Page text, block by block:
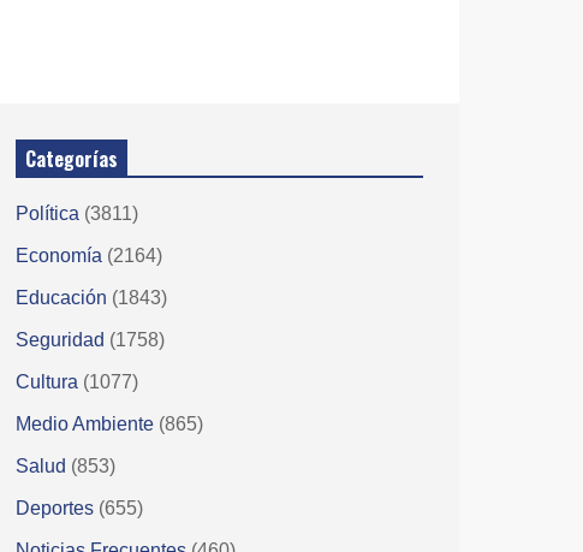
Categorías
Política (3811)
Economía (2164)
Educación (1843)
Seguridad (1758)
Cultura (1077)
Medio Ambiente (865)
Salud (853)
Deportes (655)